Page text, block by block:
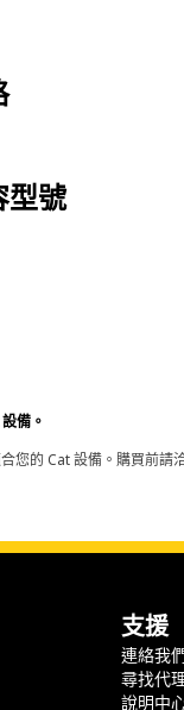
型號
備。
您的 Cat 設備。購買前
支援
連絡我
尋找代
說明中